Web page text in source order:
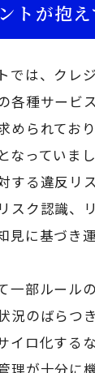
トが抱
では、クレ
各種サービ
められてお
なっていま
する違反リ
スク認識、
見に基づき
一部ルール
況のばらつ
イロ化する